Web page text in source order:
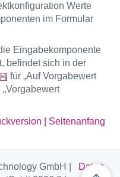
Werte
im Formular
Eingabekomponente
befindet sich in der
für „Auf Vorgabewert
„Vorgabewert
Seitenanfang
GmbH |
Daten